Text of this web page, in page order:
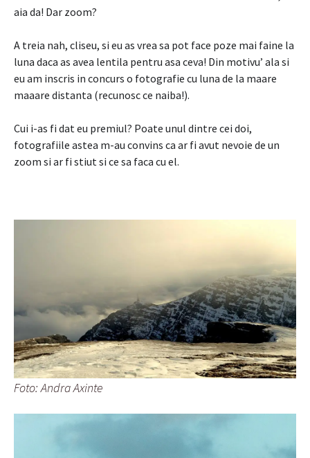
aia da! Dar zoom?
A treia nah, cliseu, si eu as vrea sa pot face poze mai faine la
luna daca as avea lentila pentru asa ceva! Din motivu’ ala si
eu am inscris in concurs o fotografie cu luna de la maare
maaare distanta (recunosc ce naiba!).
Cui i-as fi dat eu premiul? Poate unul dintre cei doi,
fotografiile astea m-au convins ca ar fi avut nevoie de un
zoom si ar fi stiut si ce sa faca cu el.
Foto: Andra Axinte